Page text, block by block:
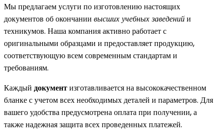
Мы предлагаем услуги по изготовлению настоящих
документов об окончании высших учебных заведенийи
техникумов. Наша компания активно работает с
оригинальными образцами и предоставляет продукцию,
соответствующую всем современным стандартам и
требованиям.
Каждый документизготавливается на высококачественном
бланке с учетом всех необходимых деталей и параметров. Для
вашего удобства предусмотрена оплата при получении, а
также надежная защита всех проведенных платежей.